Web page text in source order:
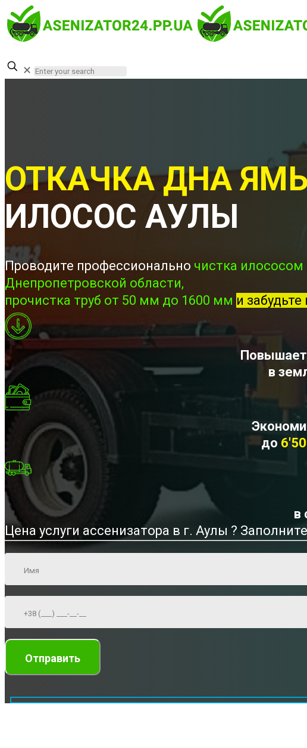
✕
ОТКАЧКА ДНА
ИЛОСОС АУЛЫ
Проводите профессионально чистка
Днепропетровской области,
прочистка труб от 50 мм до 1600 мм и
Повышает
в
до
в
Цена услуги ассенизатора в г. Аулы ?